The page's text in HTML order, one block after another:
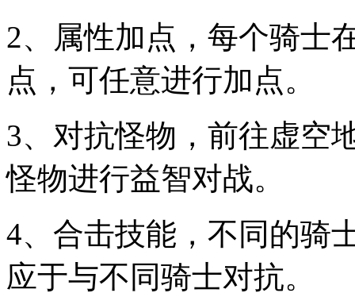
2、属性加点，每个骑士
点，可任意进行加点。
3、对抗怪物，前往虚空
怪物进行益智对战。
4、合击技能，不同的骑
应于与不同骑士对抗。